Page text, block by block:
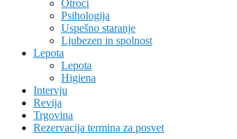
Otroci
Psihologija
Uspešno staranje
Ljubezen in spolnost
Lepota
Lepota
Higiena
Intervju
Revija
Trgovina
Rezervacija termina za posvet